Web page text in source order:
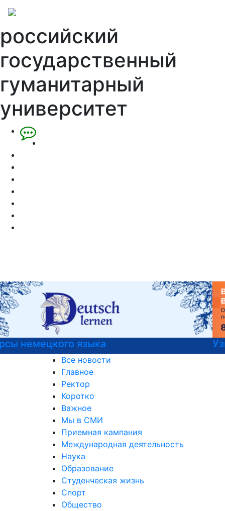
российский
государственный
гуманитарный
университет
Узнайте все о поступлении!
Все новости
Главное
Ректор
Коротко
Важное
Мы в СМИ
Приемная кампания
Международная деятельность
Наука
Образование
Студенческая жизнь
Спорт
Общество